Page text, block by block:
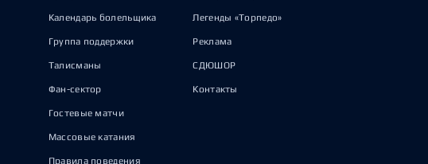
Календарь болельщика
Группа поддержки
Талисманы
Фан-сектор
Гостевые матчи
Массовые катания
Правила поведения
Легенды «Торпедо»
Реклама
СДЮШОР
Контакты